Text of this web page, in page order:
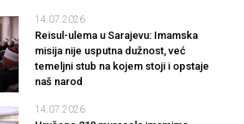
14.07.2026
Reisul-ulema u Sarajevu: Imamska
misija nije usputna dužnost, već
temeljni stub na kojem stoji i opstaje
naš narod
14.07.2026